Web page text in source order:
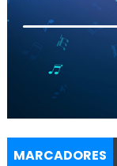
MARCADORES